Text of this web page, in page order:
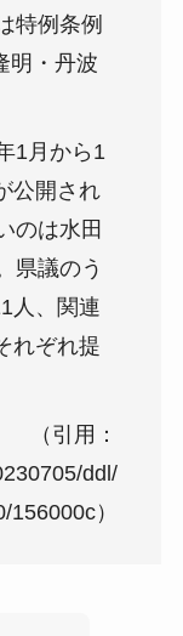
特例条例
明・丹波
1月から1
公開され
のは水田
県議のう
人、関連
れぞれ提
（引用：
ddl/
156000c）